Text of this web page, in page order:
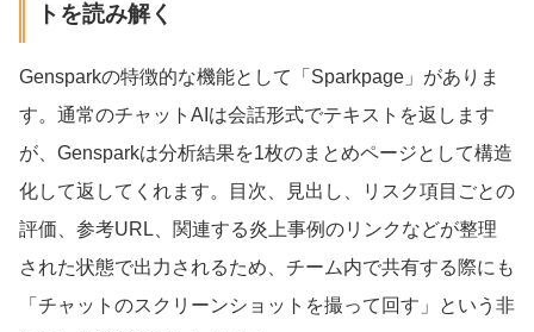
トを読み解く
Gensparkの特徴的な機能として「Sparkpage」がありま
す。通常のチャットAIは会話形式でテキストを返します
が、Gensparkは分析結果を1枚のまとめページとして構造
化して返してくれます。目次、見出し、リスク項目ごとの
評価、参考URL、関連する炎上事例のリンクなどが整理
された状態で出力されるため、チーム内で共有する際にも
「チャットのスクリーンショットを撮って回す」という非